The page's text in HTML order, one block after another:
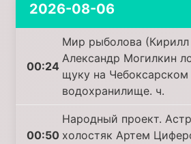
2026-08-06
00:24
Мир рыболова
Александр Могилкин
щуку на Чебоксарском
водохранилище. ч.
00:50
Народный проект.
холостяк Артем